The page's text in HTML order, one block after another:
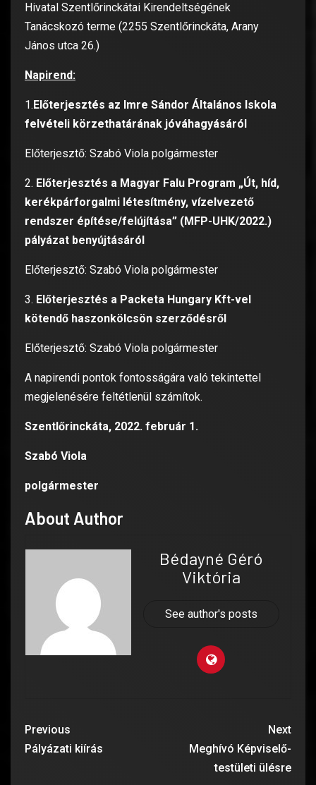
Hivatal Szentlőrinckátai Kirendeltségének
Tanácskozó terme (2255 Szentlőrinckáta, Arany
János utca 26.)
Napirend:
1. Előterjesztés az Imre Sándor Általános Iskola
felvételi körzethatárának jóváhagyásáról
Előterjesztő: Szabó Viola polgármester
2. Előterjesztés a Magyar Falu Program „Út, híd,
kerékpárforgalmi létesítmény, vízelvezető
rendszer építése/felújítása” (MFP-UHK/2022.)
pályázat benyújtásáról
Előterjesztő: Szabó Viola polgármester
3. Előterjesztés a Packeta Hungary Kft-vel
kötendő haszonkölcsön szerződésről
Előterjesztő: Szabó Viola polgármester
A napirendi pontok fontosságára való tekintettel
megjelenésére feltétlenül számítok.
Szentlőrinckáta, 2022. február 1.
Szabó Viola
polgármester
About Author
Bédayné Géró
Viktória
See author's posts
Previous
Pályázati kiírás
Next
Meghívó Képviselő-
testületi ülésre